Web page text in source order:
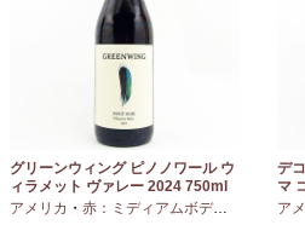
グリーンウィング ピノノワール ウ
ィラメット ヴァレー 2024 750ml
アメリカ ・ 赤：ミディアムボディ ピノノ
デ
マ
ア